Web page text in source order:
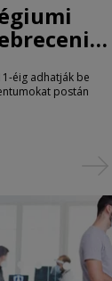
éig adhatják be
postán